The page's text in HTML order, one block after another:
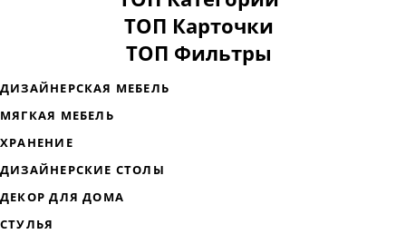
ТОП Карточки
ТОП Фильтры